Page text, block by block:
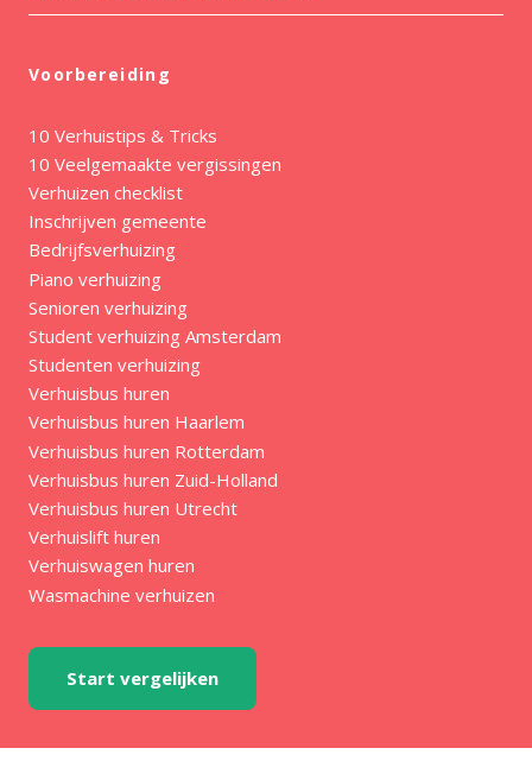
Voorbereiding
10 Verhuistips & Tricks
10 Veelgemaakte vergissingen
Verhuizen checklist
Inschrijven gemeente
Bedrijfsverhuizing
Piano verhuizing
Senioren verhuizing
Student verhuizing Amsterdam
Studenten verhuizing
Verhuisbus huren
Verhuisbus huren Haarlem
Verhuisbus huren Rotterdam
Verhuisbus huren Zuid-Holland
Verhuisbus huren Utrecht
Verhuislift huren
Verhuiswagen huren
Wasmachine verhuizen
Start vergelijken